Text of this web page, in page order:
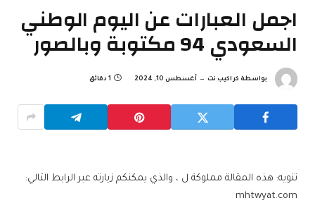
اجمل العبارات عن اليوم الوطني
السعودي 94 مكتوبة وبالصور
بواسطة كراكيب نت أغسطس 10, 2024 1 دقائق
تنويه: هذه المقالة مملوكة ل ، والذي يمكنكم زيارته عبر الرابط التالي:
mhtwyat.com